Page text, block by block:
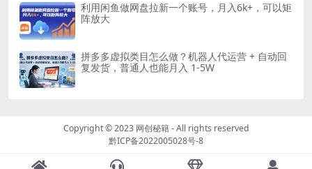
利用闲鱼做网盘拉新一个账号，月入6k+，可以矩
阵放大
拼多多虚拟类目怎么做？机器人代运营 + 自动回
复发货，普通人也能月入 1-5W
Copyright © 2023 网创秘籍- All rights reserved
黔ICP备2022005028号-8